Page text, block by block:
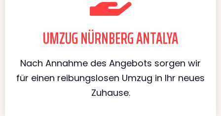
UMZUG NÜRNBERG ANTALYA
Nach Annahme des Angebots sorgen wir
für einen reibungslosen Umzug in Ihr neues
Zuhause.